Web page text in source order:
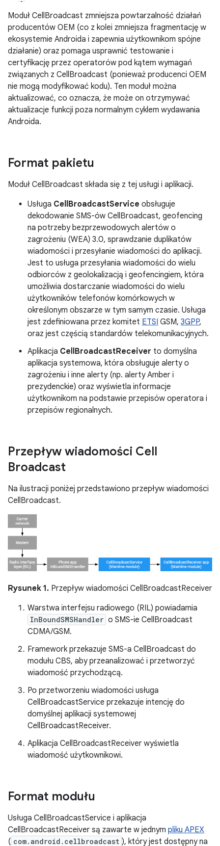
Moduł CellBroadcast zmniejsza powtarzalność działań
producentów OEM (co z kolei zmniejsza fragmentację w
ekosystemie Androida i zapewnia użytkownikom spójne
działanie) oraz pomaga usprawnić testowanie i
certyfikację przez operatorów pod kątem wymagań
związanych z CellBroadcast (ponieważ producenci OEM
nie mogą modyfikować kodu). Ten moduł można
aktualizować, co oznacza, że może on otrzymywać
aktualizacje funkcji poza normalnym cyklem wydawania
Androida.
Format pakietu
Moduł CellBroadcast składa się z tej usługi i aplikacji.
Usługa CellBroadcastService obsługuje
dekodowanie SMS-ów CellBroadcast, geofencing
na potrzeby bezprzewodowych alertów o
zagrożeniu (WEA) 3.0, sprawdzanie duplikatów
wiadomości i przesyłanie wiadomości do aplikacji.
Jest to usługa przesyłania wiadomości do wielu
odbiorców z geolokalizacją i geofencingiem, która
umożliwia dostarczanie wiadomości do wielu
użytkowników telefonów komórkowych w
określonym obszarze w tym samym czasie. Usługa
jest zdefiniowana przez komitet ETSI GSM, 3GPP,
oraz jest częścią standardów telekomunikacyjnych.
Aplikacja CellBroadcastReceiver to domyślna
aplikacja systemowa, która obsługuje alerty o
zagrożeniu i inne alerty (np. alerty Amber i
prezydenckie) oraz wyświetla informacje
użytkownikom na podstawie przepisów operatora i
przepisów regionalnych.
Przepływ wiadomości Cell
Broadcast
Na ilustracji poniżej przedstawiono przepływ wiadomości
CellBroadcast.
Rysunek 1. Przepływ wiadomości CellBroadcastReceiver
Warstwa interfejsu radiowego (RIL) powiadamia
InBoundSMSHandler o SMS-ie CellBroadcast
CDMA/GSM.
Framework przekazuje SMS-a CellBroadcast do
modułu CBS, aby przeanalizować i przetworzyć
wiadomość przychodzącą.
Po przetworzeniu wiadomości usługa
CellBroadcastService przekazuje intencję do
domyślnej aplikacji systemowej
CellBroadcastReceiver.
Aplikacja CellBroadcastReceiver wyświetla
wiadomość użytkownikowi.
Format modułu
Usługa CellBroadcastService i aplikacja
CellBroadcastReceiver są zawarte w jednym pliku APEX
( com.android.cellbroadcast ), który jest dostępny na